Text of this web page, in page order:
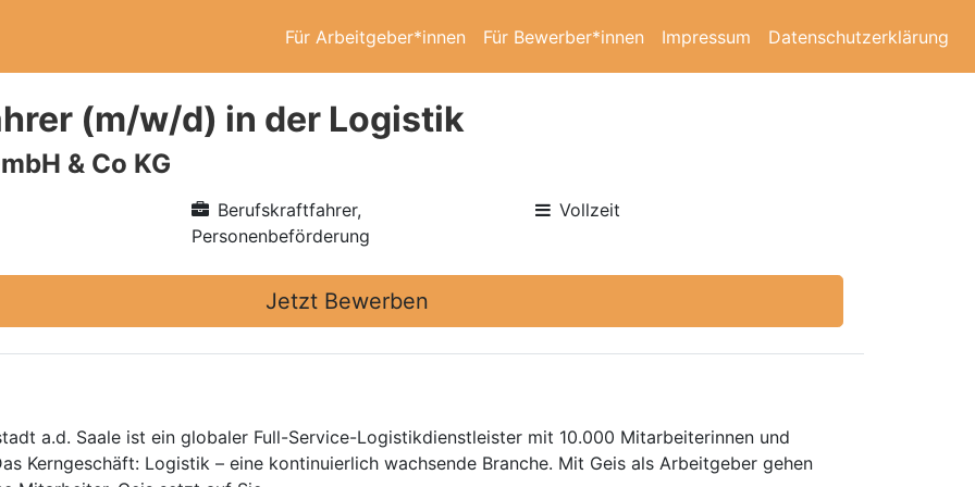
Für Arbeitgeber*innen Für Bewerber*innen Impressum Datenschutzerklärung
(m/w/d) in der Logistik
& Co KG
Berufskraftfahrer,
Personenbeförderung
Vollzeit
Jetzt Bewerben
a.d. Saale ist ein globaler Full-Service-Logistikdienstleister mit 10.000 Mitarbeiterinnen und
Kerngeschäft: Logistik – eine kontinuierlich wachsende Branche. Mit Geis als Arbeitgeber gehen